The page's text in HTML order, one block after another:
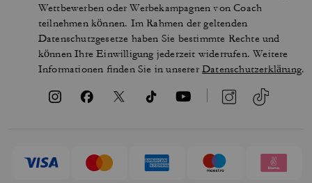
Wettbewerben oder Werbekampagnen von Coach
teilnehmen können. Im Rahmen der geltenden
Datenschutzgesetze haben Sie bestimmte Rechte und
können Ihre Einwilligung jederzeit widerrufen. Weitere
Informationen finden Sie in unsererDatenschutzerklärung.